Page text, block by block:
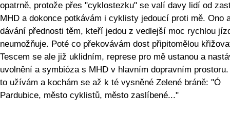
opatrně, protože přes "cyklostezku" se valí davy lidí od
MHD a dokonce potkávám i cyklisty jedoucí proti mě. Ono
dávání přednosti těm, kteří jedou z vedlejší moc rychlou
neumožňuje. Poté co překovávám dost připitomělou
Tescem se ale již uklidním, represe pro mě ustanou a
uvolnění a symbióza s MHD v hlavním dopravním
to užívám a kochám se až k té vysněné Zelené bráně: ''Ó
Pardubice, město cyklistů, město zaslíbené..."